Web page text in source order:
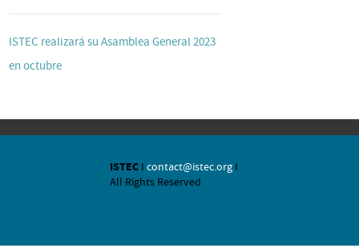
ISTEC realizará su Asamblea General 2023
en octubre
ISTECI contact@istec.orgI
All Rights Reserved